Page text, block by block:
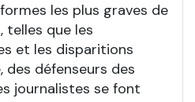
les plus graves de
telles que les
et les disparitions
des défenseurs des
journalistes se font